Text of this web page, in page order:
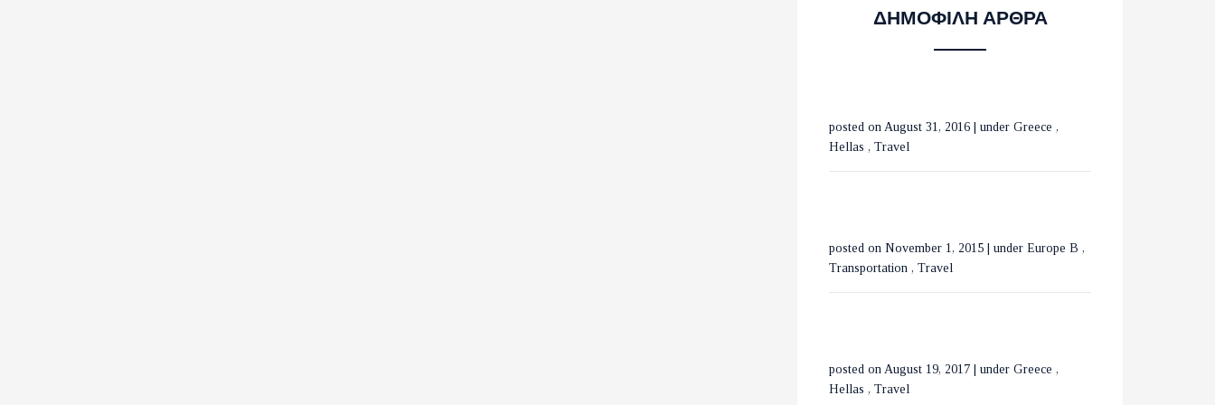
ΔΗΜΟΦΙΛΗ ΑΡΘΡΑ
posted on August 31, 2016 under Greece ,
Hellas , Travel
ΜΕ ΤΡΕΝΑ ΣΕ ΒΕΛΓΙΟ
posted on November 1, 2015 under Europe B ,
Transportation , Travel
ΟΙ ΚΑΤΑΡΡΑΚΤΕΣ ΤΗΣ
posted on August 19, 2017 under Greece ,
Hellas , Travel
ΕΞΕΡΕΥΝΩΝΤΑΣ ΤΟ